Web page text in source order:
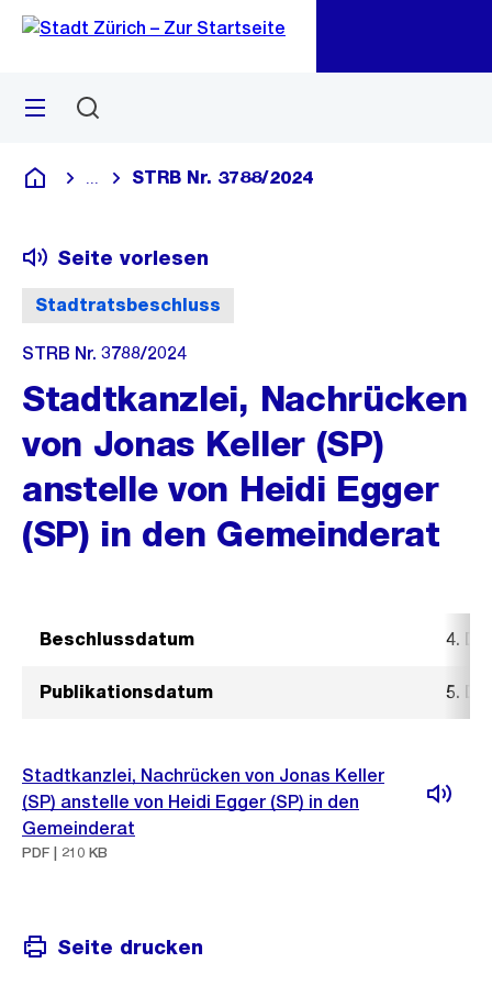
Navigation
Sprunglink
Menü
Deutsch
Blende alle Breadcrumbs ein
STRB Nr. 3788/2024
Stadtratsbeschluss
Seite vorlesen
STRB Nr. 3788/2024
Stadtkanzlei, Nachrücken
von Jonas Keller (SP)
anstelle von Heidi Egger
(SP) in den Gemeinderat
Beschlussdatum 4.
Publikationsdatum 5.
Stadtkanzlei, Nachrücken von Jonas Keller
(SP) anstelle von Heidi Egger (SP) in den
Gemeinderat
PDF | 210 KB
Seite drucken